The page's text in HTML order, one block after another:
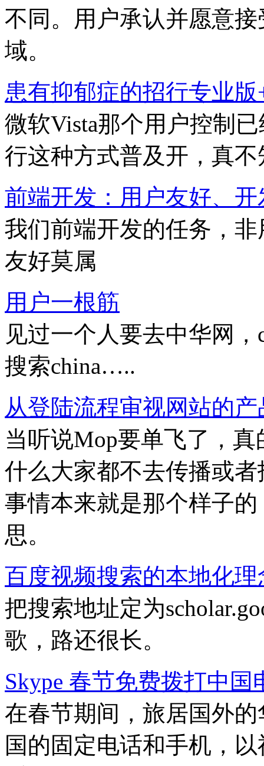
不同。用户承认并愿意
域。
患有抑郁症的招行专业
微软Vista那个用户控制
行这种方式普及开，真
前端开发：用户友好、
我们前端开发的任务，
友好莫属
用户一根筋
见过一个人要去中华网
搜索china…..
从登陆流程审视网站的
当听说Mop要单飞了，
什么大家都不去传播或
事情本来就是那个样子
思。
百度视频搜索的本地化理
把搜索地址定为
歌，路还很长。
Skype 春节免费拨打中国
在春节期间，旅居国外
国的固定电话和手机，